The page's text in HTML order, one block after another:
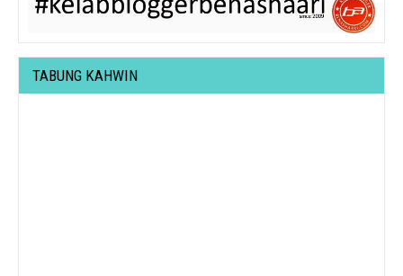
TABUNG KAHWIN